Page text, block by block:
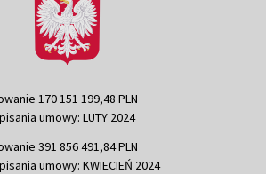
170 151 199,48 PLN
umowy: LUTY 2024
391 856 491,84 PLN
umowy: KWIECIEŃ 2024